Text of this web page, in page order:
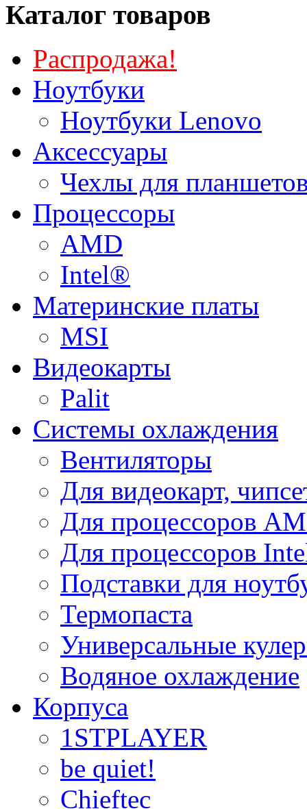
Каталог товаров
Распродажа!
Ноутбуки
Ноутбуки Lenovo
Аксессуары
Чехлы для
Процессоры
AMD
Intel®
Материнские платы
MSI
Видеокарты
Palit
Системы охлаждения
Вентиляторы
Для видеокарт,
Для процессоров
Для процессоров
Подставки для
Термопаста
Универсальные
Водяное охлаждение
Корпуса
1STPLAYER
be quiet!
Chieftec